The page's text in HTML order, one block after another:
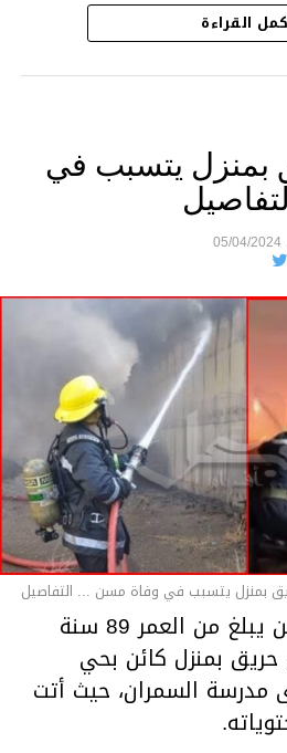
الأمن الوطني بحي
من محاصرة المشتبه به
على التحقيق في خصوص
القراءة
بمنزل يتسبب في
05/04/2024
بمنزل يتسبب في وفاة مسن ... التفاصيل
توفي يوم أمس مسن يبلغ من العمر 89 سنة
حريق بمنزل كائن بحي
مدرسة السمران، حيث أتت